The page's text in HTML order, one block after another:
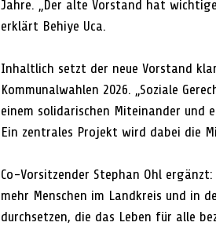
Jahre. „Der alte Vorstand hat
erklärt Behiye Uca.
Inhaltlich setzt der neue Vorstand
Kommunalwahlen 2026. „Soziale
einem solidarischen Miteinander und
Ein zentrales Projekt wird dabei die
Co-Vorsitzender Stephan Ohl
mehr Menschen im Landkreis und in
durchsetzen, die das Leben für alle